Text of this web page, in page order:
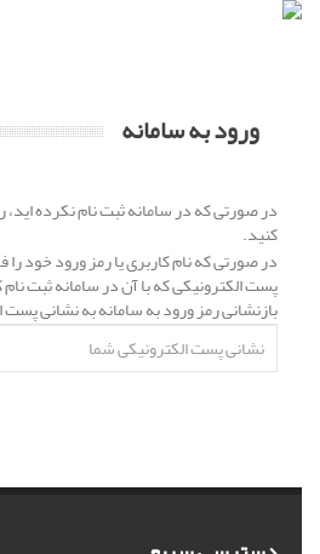
ورود به سامانه
در صورتی که در سامانه ثبت نام نکرده
کنید.
در صورتی که نام کاربری یا رمز ورود خود
پست الکترونیکی که با آن در سامانه ثبت نام
بازنشانی رمز ورود به سامانه به نشانی